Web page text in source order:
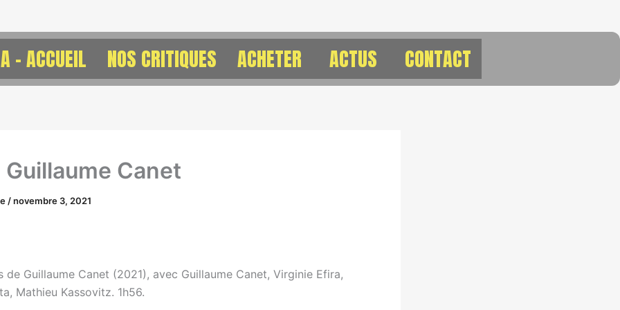
– ACCUEIL NOS CRITIQUES ACHETER ACTUS CONTACT
Guillaume Canet
/novembre 3, 2021
de Guillaume Canet (2021), avec Guillaume Canet, Virginie Efira,
Mathieu Kassovitz. 1h56.